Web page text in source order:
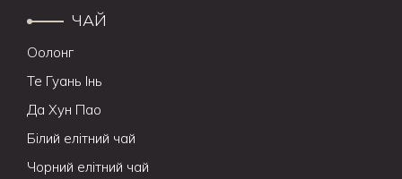
ЧАЙ
Оолонг
Те Гуань Інь
Да Хун Пао
Білий елітний чай
Чорний елітний чай